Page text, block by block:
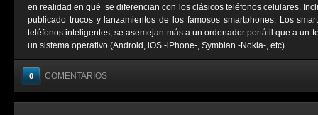
en realidad en qué se diferencian con los clásicos teléfonos celulares.
publicado trucos y lanzamientos de los famosos smartphones. Los
teléfonos inteligentes, se asemejan más a un ordenador portátil que a un
un sistema operativo (Android, iOS -iPhone-, Symbian -Nokia-, etc) ...
0 COMENTARIOS